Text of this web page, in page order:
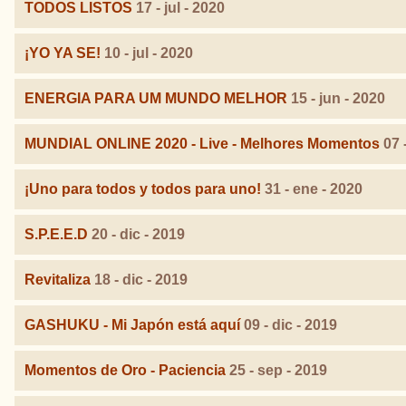
TODOS LISTOS 17 - jul - 2020
¡YO YA SE! 10 - jul - 2020
ENERGIA PARA UM MUNDO MELHOR 15 - jun - 2020
MUNDIAL ONLINE 2020 - Live - Melhores Momentos 07
¡Uno para todos y todos para uno! 31 - ene - 2020
S.P.E.E.D 20 - dic - 2019
Revitaliza 18 - dic - 2019
GASHUKU - Mi Japón está aquí 09 - dic - 2019
Momentos de Oro - Paciencia 25 - sep - 2019